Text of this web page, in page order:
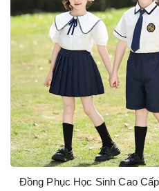
Đồng Phục Học Sinh Cao